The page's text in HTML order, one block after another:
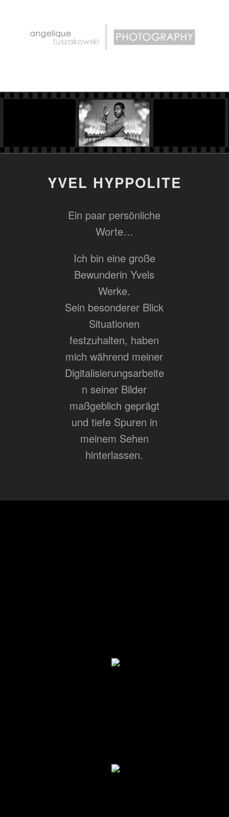
YVEL HYPPOLITE
Ein paar persönliche
Worte…
Ich bin eine große
Bewunderin Yvels
Werke.
Sein besonderer Blick
Situationen
festzuhalten, haben
mich während meiner
Digitalisierungsarbeite
n seiner Bilder
maßgeblich geprägt
und tiefe Spuren in
meinem Sehen
hinterlassen.